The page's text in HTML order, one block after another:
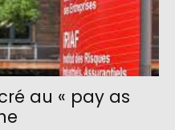
au « pay as